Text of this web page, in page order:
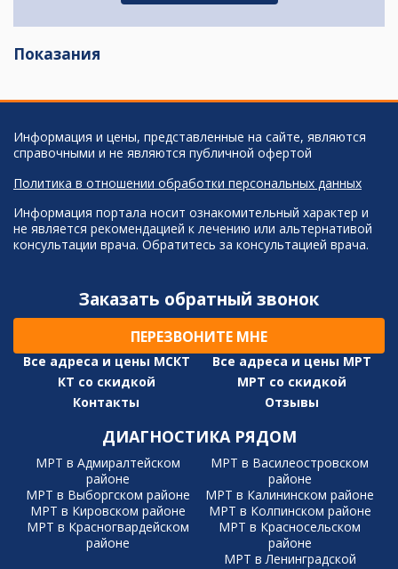
Показания
Информация и цены, представленные на сайте, являются
справочными и не являются публичной офертой
Политика в отношении обработки персональных данных
Информация портала носит ознакомительный характер и
не является рекомендацией к лечению или альтернативой
консультации врача. Обратитесь за консультацией врача.
Заказать обратный звонок
ПЕРЕЗВОНИТЕ МНЕ
Все адреса и цены МСКТ
Все адреса и цены МРТ
КТ со скидкой
МРТ со скидкой
Контакты
Отзывы
ДИАГНОСТИКА РЯДОМ
МРТ в Адмиралтейском
районе
МРТ в Василеостровском
районе
МРТ в Выборгском районе
МРТ в Калининском районе
МРТ в Кировском районе
МРТ в Колпинском районе
МРТ в Красногвардейском
районе
МРТ в Красносельском
районе
МРТ в Ленинградской